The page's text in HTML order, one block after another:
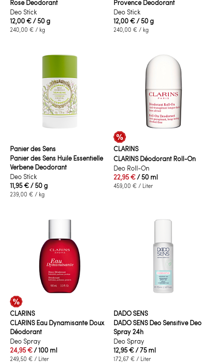
Rose Deodorant
Deo Stick
12,00 €/ 50 g
240,00 € / kg
Provence Deodorant
Deo Stick
12,00 €/ 50 g
240,00 € / kg
Panier des Sens
Panier des Sens Huile Essentielle
Verbene Deodorant
Deo Stick
11,95 €/ 50 g
239,00 € / kg
CLARINS
CLARINS Déodorant Roll-On
Deo Roll-On
22,95 €/ 50 ml
459,00 € / Liter
CLARINS
CLARINS Eau Dynamisante Doux
Déodorant
Deo Spray
24,95 €/ 100 ml
249,50 € / Liter
DADO SENS
DADO SENS Deo Sensitive Deo
Spray 24h
Deo Spray
12,95 €/ 75 ml
172,67 € / Liter